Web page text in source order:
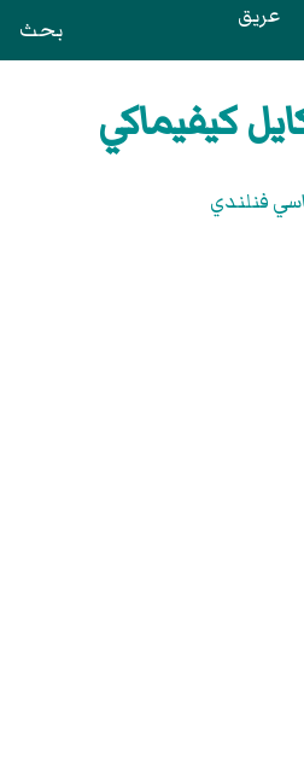
عريق بحث
كيفيماكي
فنلندي